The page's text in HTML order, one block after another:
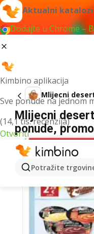
Aktualni
Dodajte u Chrome –
Kimbino aplikacija
Sve ponude na jednom
(14,1 tis. recenzija)
Otvoriti
Potražite
Mlijecni
Mlijecni
ponude,